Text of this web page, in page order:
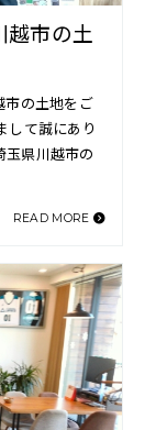
越市の土
市の土地をご
して誠にあり
玉県川越市の
READ MORE